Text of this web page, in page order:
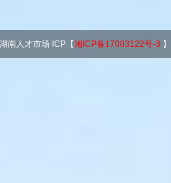
南人才市场 ICP【湘ICP备17003122号-3